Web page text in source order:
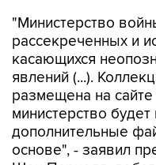
"Министерство
рассекреченных и
касающихся
явлений (...).
размещена на сайте
министерство будет
дополнительные
основе", - заявил